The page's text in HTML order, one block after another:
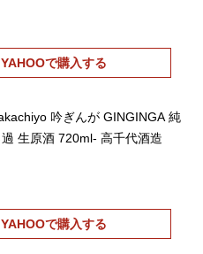
YAHOOで購入する
吟ぎんが GINGINGA 純
生原酒 720ml- 高千代酒造
YAHOOで購入する